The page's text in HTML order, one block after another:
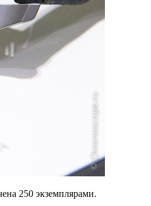
250 экземплярами.